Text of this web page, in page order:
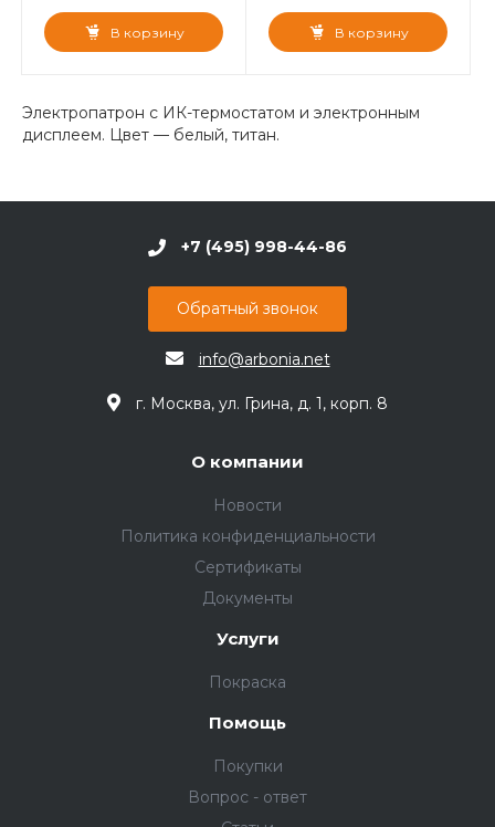
В корзину В корзину
Электропатрон с ИК-термостатом и электронным
дисплеем. Цвет — белый, титан.
+7 (495) 998-44-86
Обратный звонок
info@arbonia.net
г. Москва, ул. Грина, д. 1, корп. 8
О компании
Новости
Политика конфиденциальности
Сертификаты
Документы
Услуги
Покраска
Помощь
Покупки
Вопрос - ответ